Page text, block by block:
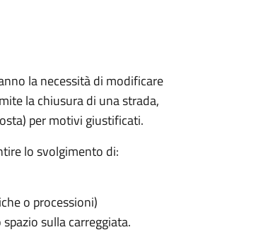
la necessità di modificare
la chiusura di una strada,
per motivi giustificati.
lo svolgimento di:
o processioni)
sulla carreggiata.